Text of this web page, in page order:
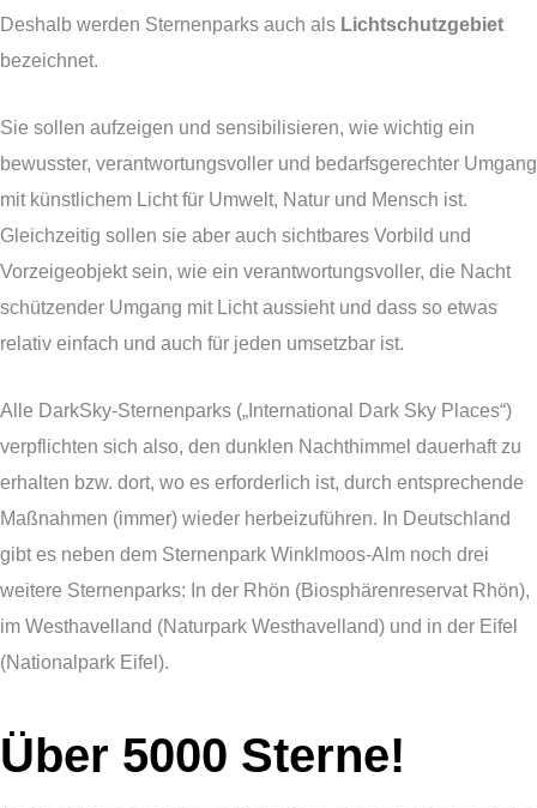
Deshalb werden Sternenparks auch als Lichtschutzgebiet
bezeichnet.
Sie sollen aufzeigen und sensibilisieren, wie wichtig ein
bewusster, verantwortungsvoller und bedarfsgerechter Umgang
mit künstlichem Licht für Umwelt, Natur und Mensch ist.
Gleichzeitig sollen sie aber auch sichtbares Vorbild und
Vorzeigeobjekt sein, wie ein verantwortungsvoller, die Nacht
schützender Umgang mit Licht aussieht und dass so etwas
relativ einfach und auch für jeden umsetzbar ist.
Alle DarkSky-Sternenparks („International Dark Sky Places“)
verpflichten sich also, den dunklen Nachthimmel dauerhaft zu
erhalten bzw. dort, wo es erforderlich ist, durch entsprechende
Maßnahmen (immer) wieder herbeizuführen. In Deutschland
gibt es neben dem Sternenpark Winklmoos-Alm noch drei
weitere Sternenparks: In der Rhön (Biosphärenreservat Rhön),
im Westhavelland (Naturpark Westhavelland) und in der Eifel
(Nationalpark Eifel).
Über 5000 Sterne!